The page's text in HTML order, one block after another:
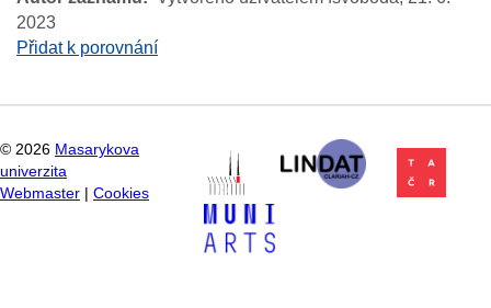
2023
Přidat k porovnání
© 2026 Masarykova
univerzita
Webmaster
Cookies